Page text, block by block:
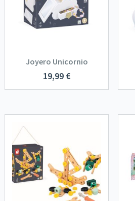
Joyero Unicornio
19,99 €